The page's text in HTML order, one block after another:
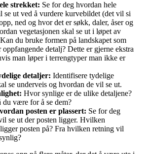
strekket: Se for deg hvordan hele
se ut ved å vurdere kurvebildet (det vil si
ned og hvor det er søkk, daler, åser og
vegetasjonen skal se ut i løpet av
du bruke formen på landskapet som
detalj? Dette er gjerne ekstra
man løper i terrengtyper man ikke er
detaljer: Identifisere tydelige
se underveis og hvordan de vil se ut.
Hvor synlige er de ulike detaljene?
være for å se dem?
posten er plassert: Se for deg
se ut der posten ligger. Hvilken
posten på? Fra hvilken retning vil